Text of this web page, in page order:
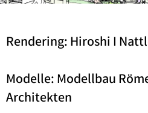
Rendering: Hiroshi I
Modelle: Modellbau
Architekten